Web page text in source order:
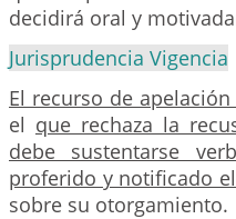
decidirá oral y
Jurisprudencia Vigencia
El recurso de
el que rechaza la
debe sustentarse
proferido y notificado
sobre su otorgamiento.